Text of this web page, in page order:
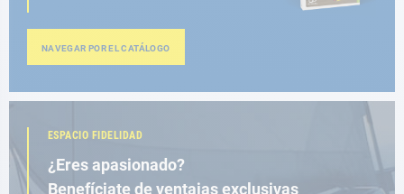
NAVEGAR POR EL CATÁLOGO
ESPACIO FIDELIDAD
¿Eres apasionado?
Benefíciate de ventajas exclusivas